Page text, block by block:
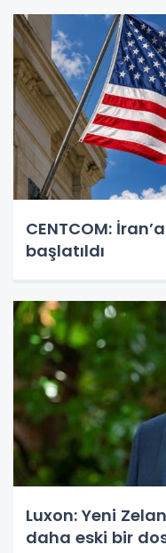
CENTCOM:
başlatıldı
Luxon: Yeni
daha eski bir